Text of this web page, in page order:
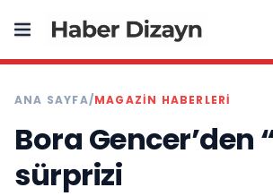
ANA SAYFA/MAGAZIN HABERLERI
Bora Gencer’den
sürprizi